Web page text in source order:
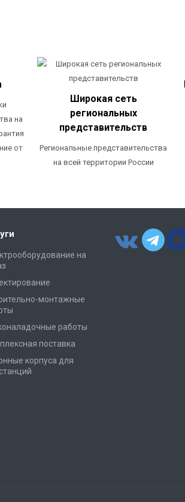
на
от
Широкая сеть
региональных
представительств
Региональные представительства
на всей территории России
на
монтажные
работы
поставка
корпуса для